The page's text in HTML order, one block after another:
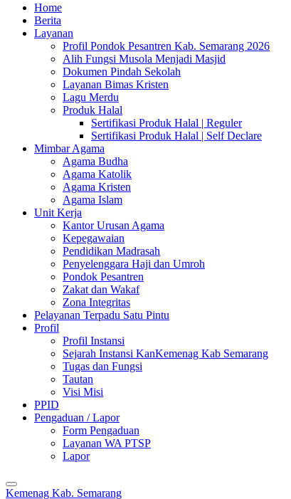
Home
Berita
Layanan
Profil Pondok Pesantren Kab. Semarang 2026
Alih Fungsi Musola Menjadi Masjid
Dokumen Pindah Sekolah
Layanan Bimas Kristen
Lagu Merdu
Produk Halal
Sertifikasi Produk Halal | Reguler
Sertifikasi Produk Halal | Self Declare
Mimbar Agama
Agama Budha
Agama Katolik
Agama Kristen
Agama Islam
Unit Kerja
Kantor Urusan Agama
Kepegawaian
Pendidikan Madrasah
Penyelenggara Haji dan Umroh
Pondok Pesantren
Zakat dan Wakaf
Zona Integritas
Pelayanan Terpadu Satu Pintu
Profil
Profil Instansi
Sejarah Instansi KanKemenag Kab Semarang
Tugas dan Fungsi
Tautan
Visi Misi
PPID
Pengaduan / Lapor
Form Pengaduan
Layanan WA PTSP
Lapor
Kemenag Kab. Semarang